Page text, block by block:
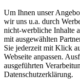
Um Ihnen unser
wir uns u.a. durch
nicht-werbliche Inhalte
mit ausgewählten
Sie jederzeit mit Klick
Webseite anpassen.
ausgeführten
Datenschutzerklärung.